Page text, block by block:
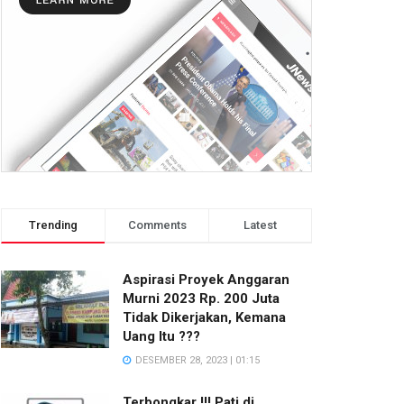
Trending Comments Latest
Aspirasi Proyek Anggaran
Murni 2023 Rp. 200 Juta
Tidak Dikerjakan, Kemana
Uang Itu ???
DESEMBER 28, 2023 | 01:15